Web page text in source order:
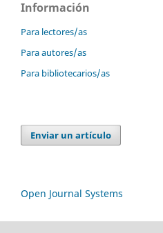
Información
Para lectores/as
Para autores/as
Para bibliotecarios/as
Enviar un artículo
Open Journal Systems